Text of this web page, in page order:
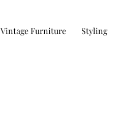
Vintage Furniture Styling